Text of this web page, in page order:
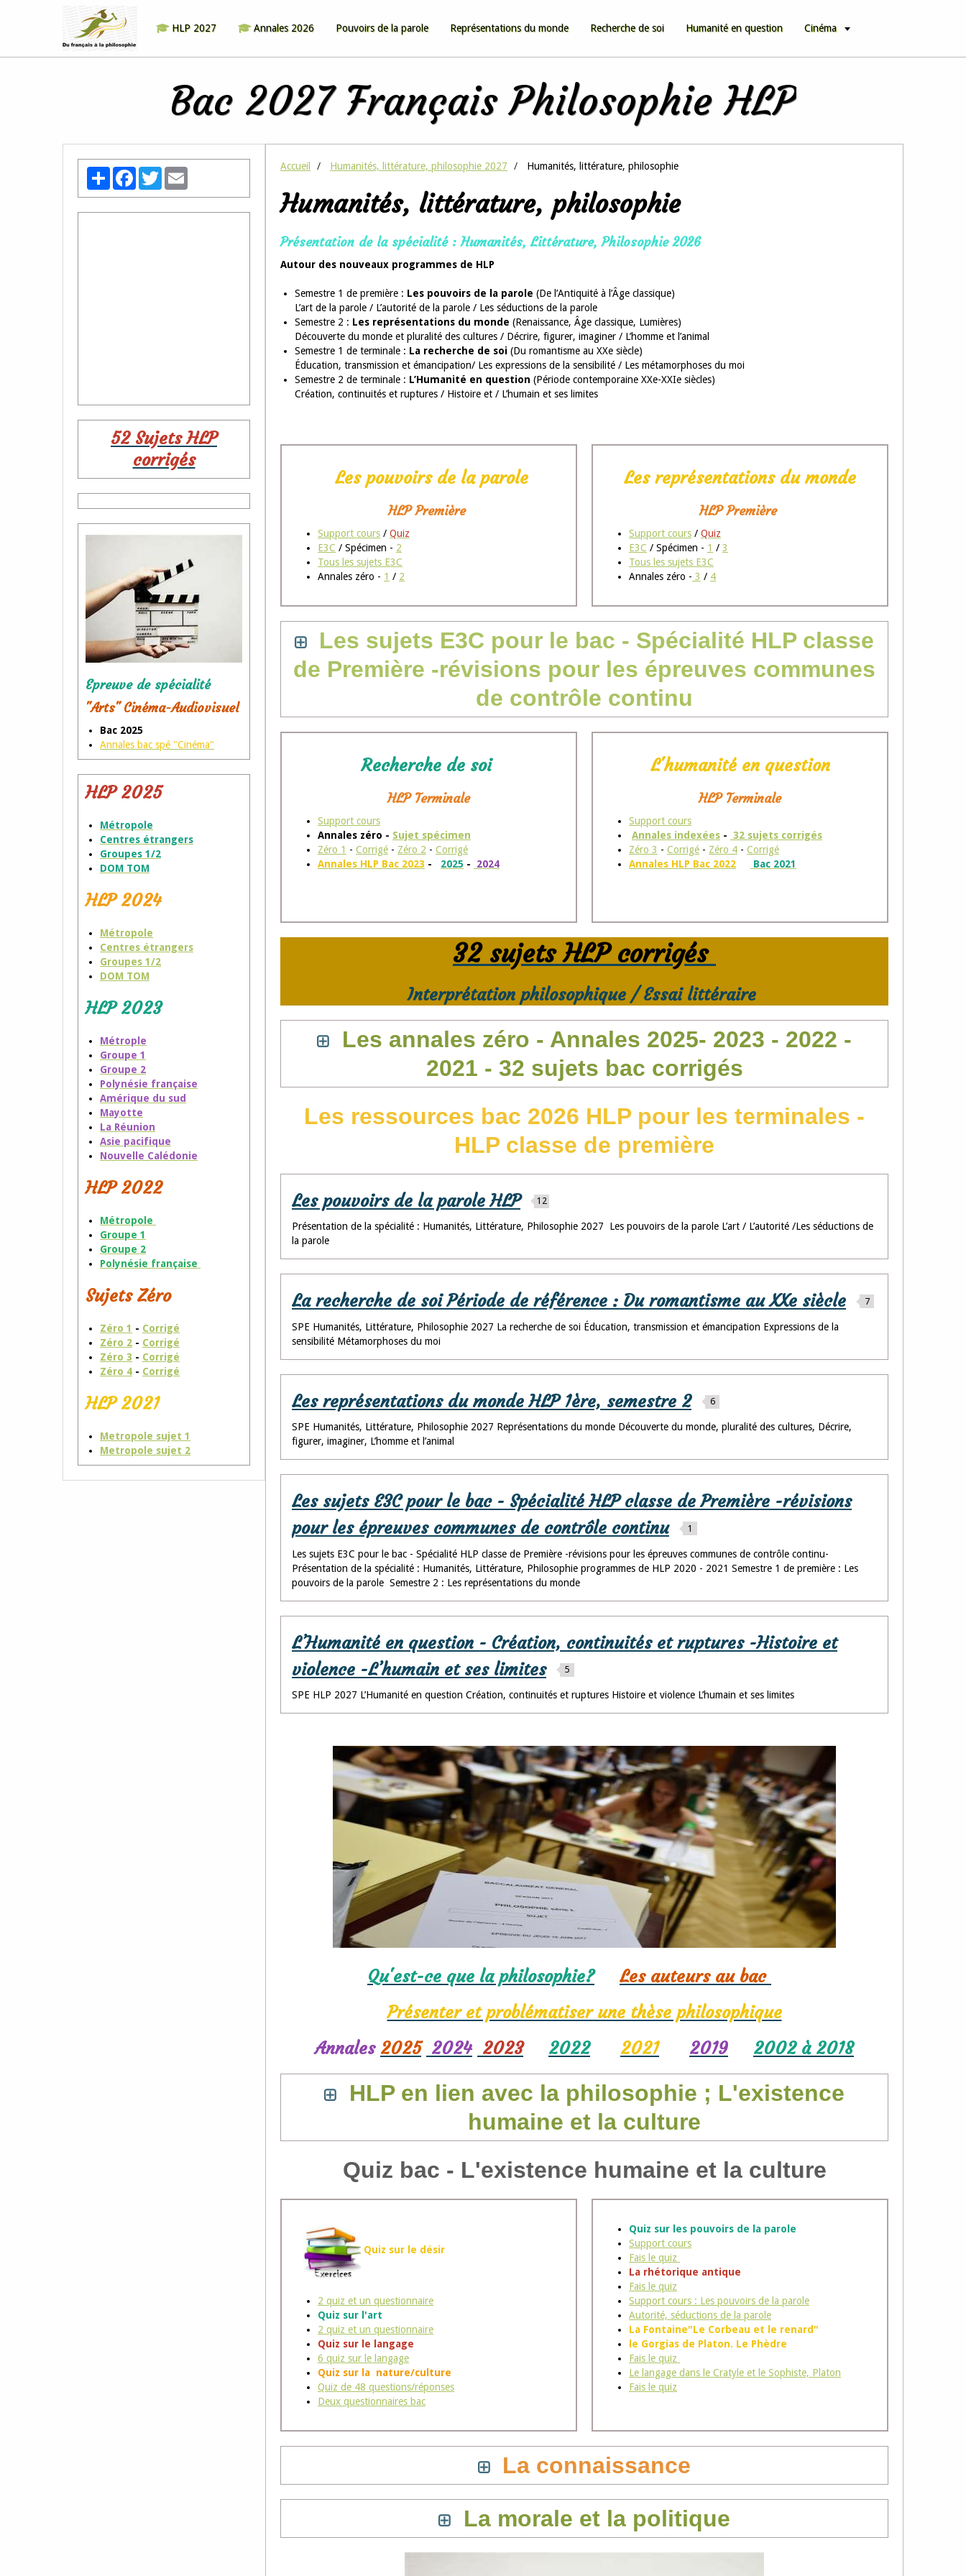
HLP 2027 Annales 2026 Pouvoirs de la parole Représentations du monde Recherche de soi Humanité en question Cinéma
Bac 2027 Français Philosophie HLP
Accueil Humanités, littérature, philosophie 2027 Humanités, littérature, philosophie
Humanités, littérature, philosophie
Présentation de la spécialité : Humanités, Littérature, Philosophie 2026
Autour des nouveaux programmes de HLP
Semestre 1 de première : Les pouvoirs de la parole (De l’Antiquité à l’Âge classique)
L’art de la parole / L’autorité de la parole / Les séductions de la parole
Semestre 2 : Les représentations du monde (Renaissance, Âge classique, Lumières)
Découverte du monde et pluralité des cultures / Décrire, figurer, imaginer / L’homme et l’animal
Semestre 1 de terminale : La recherche de soi (Du romantisme au XXe siècle)
Éducation, transmission et émancipation/ Les expressions de la sensibilité / Les métamorphoses du moi
Semestre 2 de terminale : L’Humanité en question (Période contemporaine XXe-XXIe siècles)
Création, continuités et ruptures / Histoire et / L’humain et ses limites
Les pouvoirs de la parole
HLP Première
Support cours / Quiz
E3C / Spécimen - 2
Tous les sujets E3C
Annales zéro - 1 / 2
Les représentations du monde
HLP Première
Support cours / Quiz
E3C / Spécimen - 1 / 3
Tous les sujets E3C
Annales zéro - 3 / 4
Les sujets E3C pour le bac - Spécialité HLP classe
de Première -révisions pour les épreuves communes
de contrôle continu
Recherche de soi
HLP Terminale
Support cours
Annales zéro - Sujet spécimen
Zéro 1 - Corrigé - Zéro 2 - Corrigé
Annales HLP Bac 2023 - 2025 - 2024
L'humanité en question
HLP Terminale
Support cours
Annales indexées - 32 sujets corrigés
Zéro 3 - Corrigé - Zéro 4 - Corrigé
Annales HLP Bac 2022
Bac 2021
32 sujets HLP corrigés
Interprétation philosophique / Essai littéraire
Les annales zéro - Annales 2025- 2023 - 2022 -
2021 - 32 sujets bac corrigés
Les ressources bac 2026 HLP pour les terminales -
HLP classe de première
Les pouvoirs de la parole HLP 12
Présentation de la spécialité : Humanités, Littérature, Philosophie 2027 Les pouvoirs de la parole L’art / L’autorité /Les séductions de
la parole
La recherche de soi Période de référence : Du romantisme au XXe siècle 7
SPE Humanités, Littérature, Philosophie 2027 La recherche de soi Éducation, transmission et émancipation Expressions de la
sensibilité Métamorphoses du moi
Les représentations du monde HLP 1ère, semestre 2 6
SPE Humanités, Littérature, Philosophie 2027 Représentations du monde Découverte du monde, pluralité des cultures, Décrire,
figurer, imaginer, L’homme et l’animal
Les sujets E3C pour le bac - Spécialité HLP classe de Première -révisions
pour les épreuves communes de contrôle continu
1
Les sujets E3C pour le bac - Spécialité HLP classe de Première -révisions pour les épreuves communes de contrôle continu-
Présentation de la spécialité : Humanités, Littérature, Philosophie programmes de HLP 2020 - 2021 Semestre 1 de première : Les
pouvoirs de la parole Semestre 2 : Les représentations du monde
L’Humanité en question - Création, continuités et ruptures -Histoire et
violence -L’humain et ses limites
5
SPE HLP 2027 L’Humanité en question Création, continuités et ruptures Histoire et violence L’humain et ses limites
Qu'est-ce que la philosophie?
Les auteurs au bac
Présenter et problématiser une thèse philosophique
Annales 2025 2024 2023 2022 2021 2019 2002 à 2018
HLP en lien avec la philosophie ; L'existence
humaine et la culture
Quiz bac - L'existence humaine et la culture
Quiz sur le désir
2 quiz et un questionnaire
Quiz sur l'art
2 quiz et un questionnaire
Quiz sur le langage
6 quiz sur le langage
Quiz sur la nature/culture
Quiz de 48 questions/réponses
Deux questionnaires bac
Quiz sur les pouvoirs de la parole
Support cours
Fais le quiz
La rhétorique antique
Fais le quiz
Support cours : Les pouvoirs de la parole
Autorité, séductions de la parole
La Fontaine"Le Corbeau et le renard"
le Gorgias de Platon. Le Phèdre
Fais le quiz
Le langage dans le Cratyle et le Sophiste, Platon
Fais le quiz
La connaissance
La morale et la politique
PartagerFacebookTwitter
52 Sujets HLP
corrigés
Epreuve de spécialité
"Arts" Cinéma-Audiovisuel
Bac 2025
Annales bac spé "Cinéma"
HLP 2025
Métropole
Centres étrangers
Groupes 1/2
DOM TOM
HLP 2024
Métropole
Centres étrangers
Groupes 1/2
DOM TOM
HLP 2023
Métrople
Groupe 1
Groupe 2
Polynésie française
Amérique du sud
Mayotte
La Réunion
Asie pacifique
Nouvelle Calédonie
HLP 2022
Métropole
Groupe 1
Groupe 2
Polynésie française
Sujets Zéro
Zéro 1 - Corrigé
Zéro 2 - Corrigé
Zéro 3 - Corrigé
Zéro 4 - Corrigé
HLP 2021
Metropole sujet 1
Metropole sujet 2